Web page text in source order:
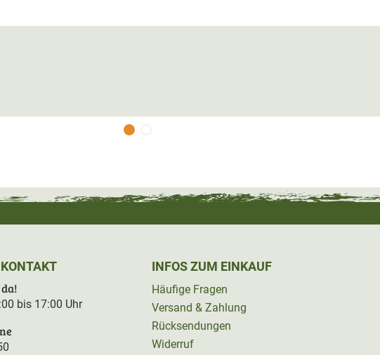
bis 17:00 Uhr
INFOS ZUM EINKAUF
Häufige Fragen
Versand & Zahlung
Rücksendungen
Widerruf